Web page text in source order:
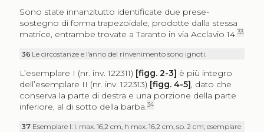
Sono state innanzitutto identificate due prese-
sostegno di forma trapezoidale, prodotte dalla stessa
matrice, entrambe trovate a Taranto in via Acclavio 14.33
36 Le circostanze e l’anno del rinvenimento sono ignoti.
L’esemplare I (nr. inv. 122311) [figg. 2-3] è più integro
dell’esemplare II (nr. inv. 122313) [figg. 4-5], dato che
conserva la parte di destra e una porzione della parte
inferiore, al di sotto della barba.34
37 Esemplare I: l. max. 16,2 cm, h max. 16,2 cm, sp. 2 cm; esemplare